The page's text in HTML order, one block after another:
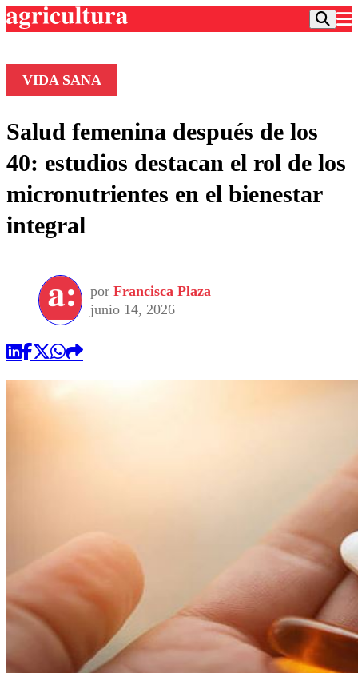
Frecuencias
Agricultura TV
Deportes
Colo Colo
Torneo Internacional
Torneo Nacional
Entretención
Internacional
Nacional
Programas
Comercial
VIDA SANA
Salud femenina después de los
40: estudios destacan el rol de los
micronutrientes en el bienestar
integral
por Francisca Plaza
junio 14, 2026